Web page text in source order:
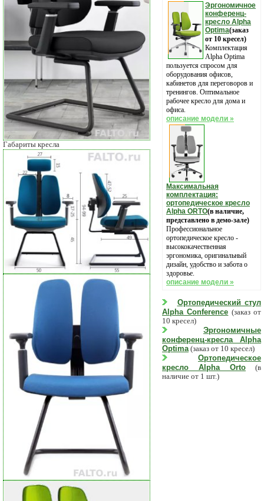
Габариты кресла
Эргономичное
конференц-
кресло Alpha
Optima(заказ
от 10 кресел)
Комплектация
Alpha Optima
пользуется спросом для
оборудования офисов,
кабинетов для переговоров и
тренингов. Оптимальное
рабочее кресло для дома и
офиса.
описание модели »
Максимальная
комплектация:
ортопедическое кресло
Alpha ORTO(в наличие,
представлено в демо-зале)
Профессиональное
ортопедическое кресло -
высококачественная
эргономика, оригинальный
дизайн, удобство и забота о
здоровье.
описание модели »
Ортопедический стул
Alpha Conference (заказ от
10 кресел)
Эргономичные
конференц-кресла Alpha
Optima (заказ от 10 кресел)
Ортопедическое
кресло Alpha Orto (в
наличие от 1 шт.)